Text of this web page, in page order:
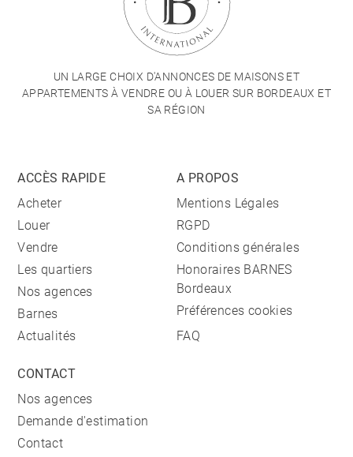
UN LARGE CHOIX D'ANNONCES DE MAISONS ET
APPARTEMENTS À VENDRE OU À LOUER SUR BORDEAUX ET
SA RÉGION
ACCÈS RAPIDE
Acheter
Louer
Vendre
Les quartiers
Nos agences
Barnes
Actualités
A PROPOS
Mentions Légales
RGPD
Conditions générales
Honoraires BARNES
Bordeaux
Préférences cookies
FAQ
CONTACT
Nos agences
Demande d'estimation
Contact